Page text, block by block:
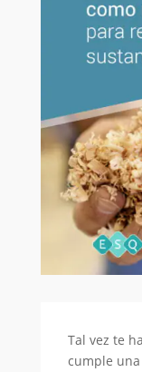
Tal vez te
cumple